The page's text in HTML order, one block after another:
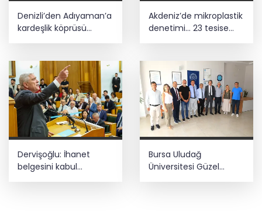
Denizli’den Adıyaman’a
kardeşlik köprüsü
kuruldu
Akdeniz’de mikroplastik
denetimi... 23 tesise
47,6 milyon TL ceza!
Dervişoğlu: İhanet
belgesini kabul
Bursa Uludağ
Üniversitesi Güzel